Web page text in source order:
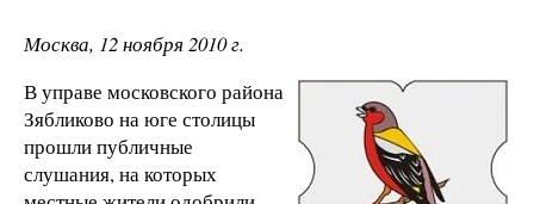
Москва, 12 ноября 2010 г.
В управе московского района
Зябликово на юге столицы
прошли публичные
слушания, на которых